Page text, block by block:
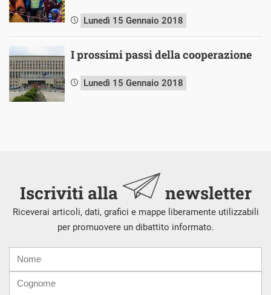
Lunedì 15 Gennaio 2018
I prossimi passi della cooperazione
Lunedì 15 Gennaio 2018
Iscriviti alla newsletter
Riceverai articoli, dati, grafici e mappe liberamente utilizzabili
per promuovere un dibattito informato.
mail